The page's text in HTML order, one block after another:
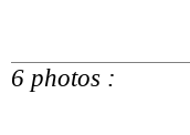
6 photos :